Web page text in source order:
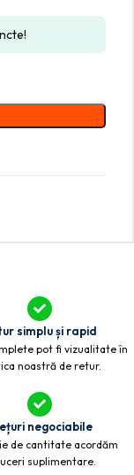
simplu și rapid
pot fi vizualitate în
noastră de retur.
negociabile
de cantitate acordăm
suplimentare.